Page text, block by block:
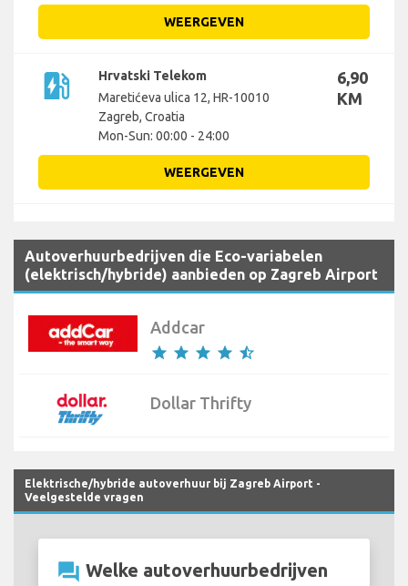
WEERGEVEN
ev_station
Hrvatski Telekom
Maretićeva ulica 12, HR-10010
Zagreb, Croatia
Mon-Sun: 00:00 - 24:00
6,90
KM
WEERGEVEN
Autoverhuurbedrijven die Eco-variabelen
(elektrisch/hybride) aanbieden op Zagreb Airport
Addcar
star star star star star_half
Dollar Thrifty
Elektrische/hybride autoverhuur bij Zagreb Airport -
Veelgestelde vragen
question_answer Welke autoverhuurbedrijven